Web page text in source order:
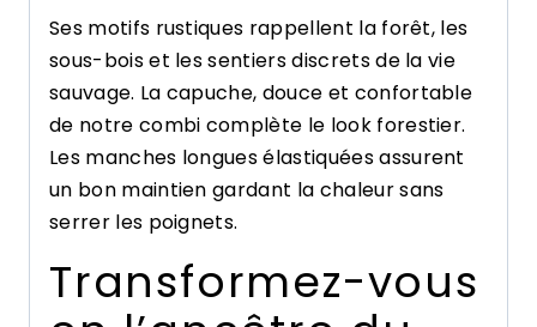
Ses motifs rustiques rappellent la forêt, les
sous-bois et les sentiers discrets de la vie
sauvage. La capuche, douce et confortable
de notre combi complète le look forestier.
Les manches longues élastiquées assurent
un bon maintien gardant la chaleur sans
serrer les poignets.
Transformez-vous